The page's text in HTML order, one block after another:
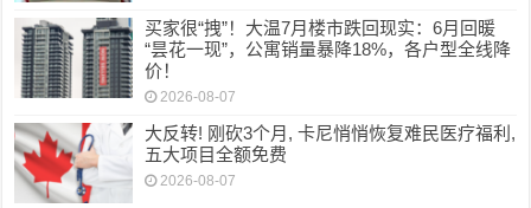
买家很“拽”！大温7月楼市跌回现实：6月回暖
“昙花一现”，公寓销量暴降18%，各户型全线降
价！
2026-08-07
大反转! 刚砍3个月, 卡尼悄悄恢复难民医疗福利,
五大项目全额免费
2026-08-07